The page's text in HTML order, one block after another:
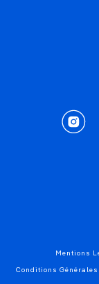
Mentions
Conditions